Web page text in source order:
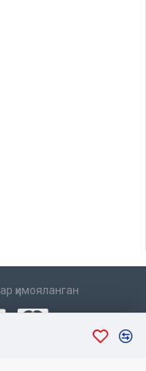
ҳимояланган